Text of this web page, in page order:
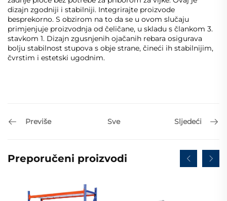
dizajn zgodniji i stabilniji. Integrirajte proizvode
besprekorno. S obzirom na to da se u ovom slučaju
primjenjuje proizvodnja od čeličane, u skladu s člankom 3.
stavkom 1. Dizajn zgusnjenih ojačanih rebara osigurava
bolju stabilnost stupova s obje strane, čineći ih stabilnijim,
čvrstim i estetski ugodnim.
Previše Sve Sljedeći
Preporučeni proizvodi